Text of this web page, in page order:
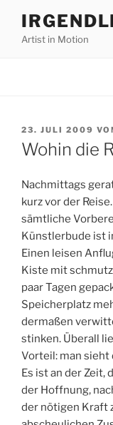
Inhalt
springenArtist in Motion
AM
23. JULI 2009
Wohin die
Nachmittags
kurz vor der
sämtliche
Künstlerbude ist
Einen leisen
Kiste mit
paar Tagen
Speicherplatz
dermaßen
stinken. Überall
Vorteil: man sieht
Es ist an der Zeit,
der Hoffnung,
der nötigen Kraft